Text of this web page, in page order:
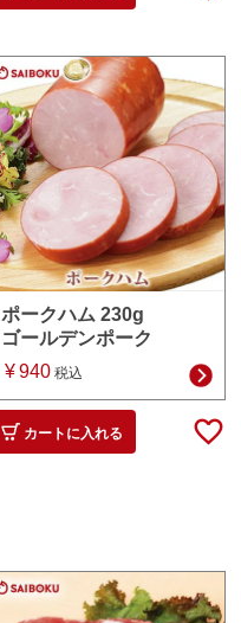
ポークハム 230g
ゴールデンポーク
¥940 税込
カートに入れる